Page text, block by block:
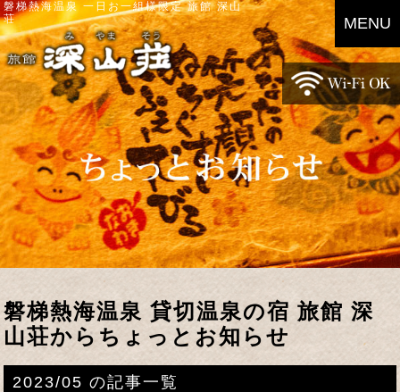
磐梯熱海温泉 一日お一組様限定 旅館 深山
荘
磐梯熱海温泉 貸切温泉の宿 旅館 深
山荘からちょっとお知らせ
2023/05 の記事一覧
MENU